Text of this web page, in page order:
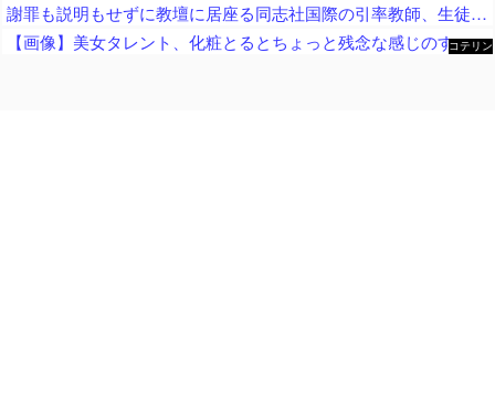
謝罪も説明もせずに教壇に居座る同志社国際の引率教師、生徒たちの不満が極限まで高まってしまい……
【画像】美女タレント、化粧とるとちょっと残念な感じのすっぴんになるｗｗｗ
コテリン